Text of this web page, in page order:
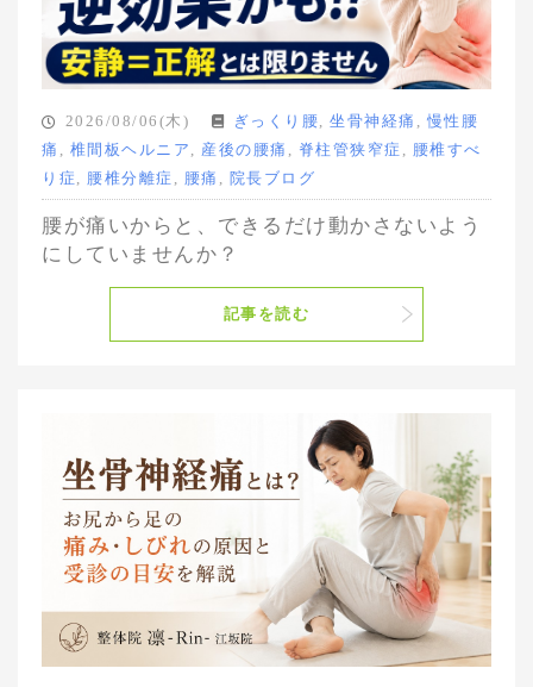
2026/08/06(木) ぎっくり腰, 坐骨神経痛 , 慢性腰
痛 , 椎間板ヘルニア , 産後の腰痛 , 脊柱管狭窄症 , 腰椎すべ
り症 , 腰椎分離症 , 腰痛 , 院長ブログ
腰が痛いからと、できるだけ動かさないよう
にしていませんか？
記事を読む